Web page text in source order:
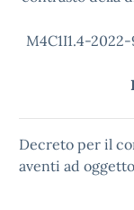
M4C1I1.4-
Decreto per il
aventi ad oggetto